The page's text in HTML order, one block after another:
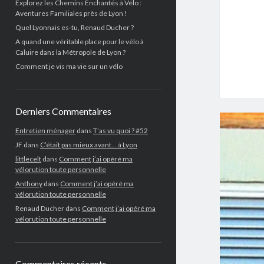
Explorez les Chemins Enchantés à Vélo :
Aventures Familiales près de Lyon !
Quel Lyonnais es-tu, Renaud Ducher ?
A quand une véritable place pour le vélo à
Caluire dans la Métropole de Lyon ?
Comment je vis ma vie sur un vélo
Derniers Commentaires
Entretien ménagerdans T’as vu quoi ? #52
JF dans C’était pas mieux avant… à Lyon
littleceltdans Comment j’ai opéré ma
vélorution toute personnelle
Anthonydans Comment j’ai opéré ma
vélorution toute personnelle
Renaud Ducherdans Comment j’ai opéré ma
vélorution toute personnelle